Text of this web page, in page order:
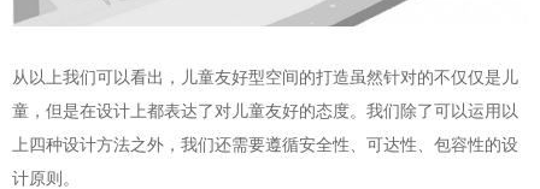
从以上我们可以看出，儿童友好型空间的打造虽然针对的不仅仅是儿
童，但是在设计上都表达了对儿童友好的态度。我们除了可以运用以
上四种设计方法之外，我们还需要遵循安全性、可达性、包容性的设
计原则。